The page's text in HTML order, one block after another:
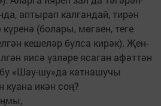
аптырап калгандай, тирән
(болары, мөгаен, теге
кешеләр булса кирәк). Җен-
яисә үзләре ясаган афәттән
«Шау-шу»да катнашучы
куана икән соң?